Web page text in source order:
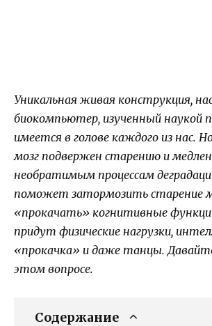
Уникальная живая конструкция,
биокомпьютер, изученный наукой
имеется в голове каждого из нас.
мозг подвержен старению и
необратимым процессам
поможет затормозить старение
«прокачать» когнитивные
придут физические нагрузки,
«прокачка» и даже танцы.
этом вопросе.
Содержание